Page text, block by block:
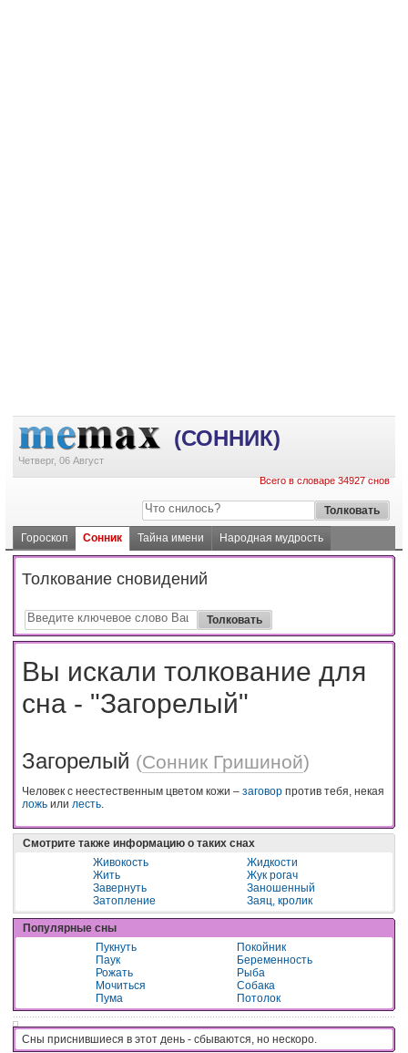
(СОННИК)
Четверг, 06 Август
Всего в словаре 34927 снов
Гороскоп Сонник Тайна имени Народная мудрость
Толкование сновидений
Вы искали толкование для
сна - "Загорелый"
Загорелый (Сонник Гришиной)
Человек с неестественным цветом кожи – заговор против тебя, некая
ложь или лесть.
Смотрите также информацию о таких снах
Живокость
Жидкости
Жить
Жук рогач
Завернуть
Заношенный
Затопление
Заяц, кролик
Популярные сны
Пукнуть
Покойник
Паук
Беременность
Рожать
Рыба
Мочиться
Собака
Пума
Потолок
Сны приснившиеся в этот день - cбывaютcя, нo нecкopo.